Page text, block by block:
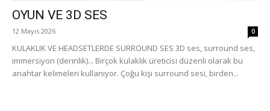
OYUN VE 3D SES
12 Mayıs 2026 0
KULAKLIK VE HEADSETLERDE SURROUND SES 3D ses, surround ses,
immersiyon (derinlik)... Birçok kulaklık üreticisi düzenli olarak bu
anahtar kelimeleri kullanıyor. Çoğu kişi surround sesi, birden...